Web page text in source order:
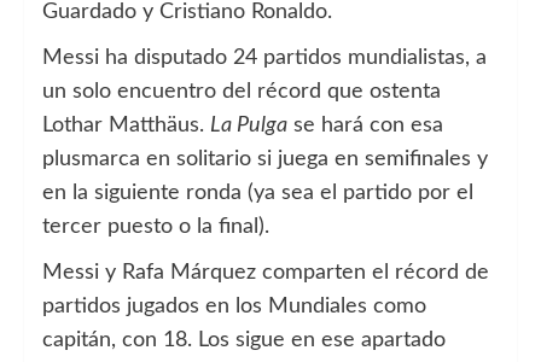
Guardado y Cristiano Ronaldo.
Messi ha disputado 24 partidos mundialistas, a
un solo encuentro del récord que ostenta
Lothar Matthäus. La Pulga se hará con esa
plusmarca en solitario si juega en semifinales y
en la siguiente ronda (ya sea el partido por el
tercer puesto o la final).
Messi y Rafa Márquez comparten el récord de
partidos jugados en los Mundiales como
capitán, con 18. Los sigue en ese apartado